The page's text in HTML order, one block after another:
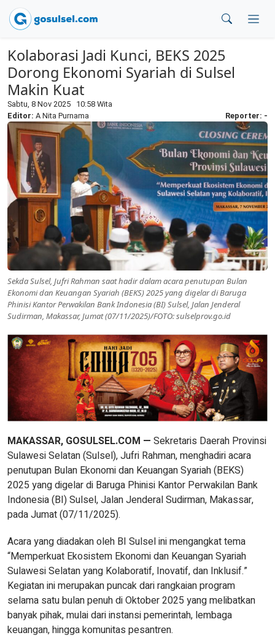
Kolaborasi Jadi Kunci, BEKS 2025
Dorong Ekonomi Syariah di Sulsel
Makin Kuat
Sabtu, 8 Nov 2025 10:58 Wita
Editor: A Nita Purnama Reporter: -
Sekda Sulsel, Jufri Rahman saat hadir dalam acara penutupan Bulan
Ekonomi dan Keuangan Syariah (BEKS) 2025 yang digelar di Baruga
Phinisi Kantor Perwakilan Bank Indonesia (BI) Sulsel, Jalan Jenderal
Sudirman, Makassar, Jumat (07/11/2025)/FOTO: sulselprov.go.id
MAKASSAR, GOSULSEL.COM — Sekretaris Daerah Provinsi
Sulawesi Selatan (Sulsel), Jufri Rahman, menghadiri acara
penutupan Bulan Ekonomi dan Keuangan Syariah (BEKS)
2025 yang digelar di Baruga Phinisi Kantor Perwakilan Bank
Indonesia (BI) Sulsel, Jalan Jenderal Sudirman, Makassar,
pada Jumat (07/11/2025).
Acara yang diadakan oleh BI Sulsel ini mengangkat tema
“Memperkuat Ekosistem Ekonomi dan Keuangan Syariah
Sulawesi Selatan yang Kolaboratif, Inovatif, dan Inklusif.”
Kegiatan ini merupakan puncak dari rangkaian program
selama satu bulan penuh di Oktober 2025 yang melibatkan
banyak pihak, mulai dari instansi pemerintah, lembaga
keuangan, hingga komunitas pesantren.